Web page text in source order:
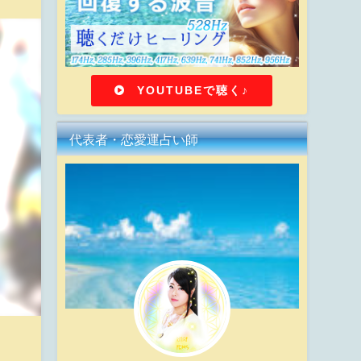
YOUTUBEで聴く♪
代表者・恋愛運占い師